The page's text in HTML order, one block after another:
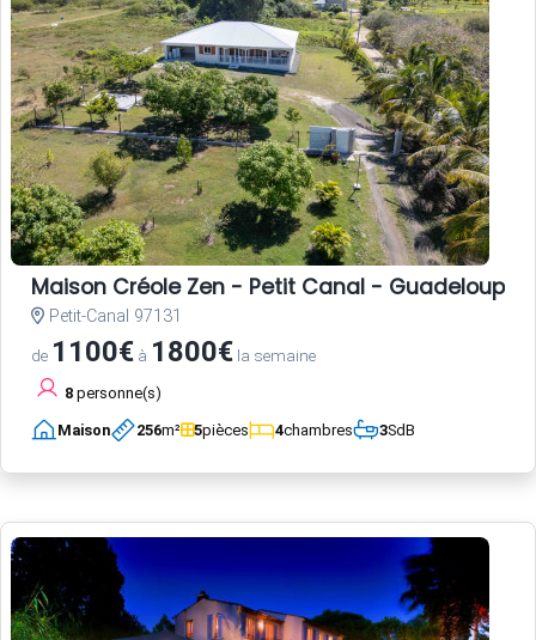
Maison Créole Zen - Petit Canal - Guadeloupe
Petit-Canal 97131
de 1100€ à 1800€ la semaine
8 personne(s)
Maison 256m² 5pièces 4chambres 3SdB